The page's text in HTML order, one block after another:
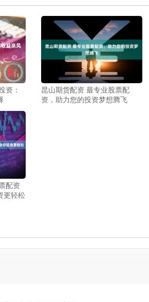
资：
昆山期货配资 最专业股票配
资，助力您的投资梦想腾飞
配资
更轻松